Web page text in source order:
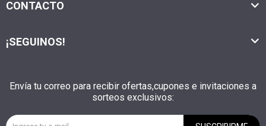
CONTACTO
Envía tu correo para recibir ofertas,cupones e invitaciones a
sorteos exclusivos:
¡SEGUINOS!